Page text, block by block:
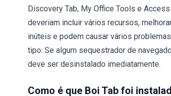
Discovery Tab, My Office Tools e
deveriam incluir vários recursos,
inúteis e podem causar vários
tipo. Se algum sequestrador de
deve ser desinstalado imediatamente.
Como é que Boi Tab foi